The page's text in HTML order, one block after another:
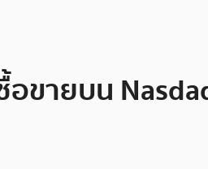
อขายบน